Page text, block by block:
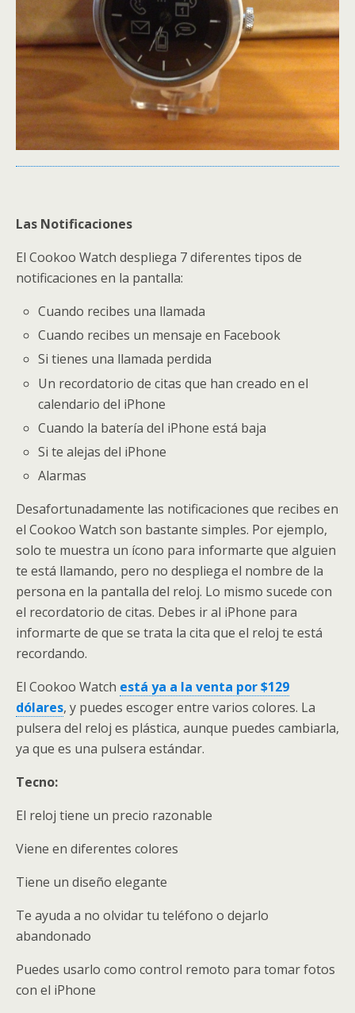
Las Notificaciones
El Cookoo Watch despliega 7 diferentes tipos de
notificaciones en la pantalla:
Cuando recibes una llamada
Cuando recibes un mensaje en Facebook
Si tienes una llamada perdida
Un recordatorio de citas que han creado en el
calendario del iPhone
Cuando la batería del iPhone está baja
Si te alejas del iPhone
Alarmas
Desafortunadamente las notificaciones que recibes en
el Cookoo Watch son bastante simples. Por ejemplo,
solo te muestra un ícono para informarte que alguien
te está llamando, pero no despliega el nombre de la
persona en la pantalla del reloj. Lo mismo sucede con
el recordatorio de citas. Debes ir al iPhone para
informarte de que se trata la cita que el reloj te está
recordando.
El Cookoo Watch está ya a la venta por $129
dólares, y puedes escoger entre varios colores. La
pulsera del reloj es plástica, aunque puedes cambiarla,
ya que es una pulsera estándar.
Tecno:
El reloj tiene un precio razonable
Viene en diferentes colores
Tiene un diseño elegante
Te ayuda a no olvidar tu teléfono o dejarlo
abandonado
Puedes usarlo como control remoto para tomar fotos
con el iPhone